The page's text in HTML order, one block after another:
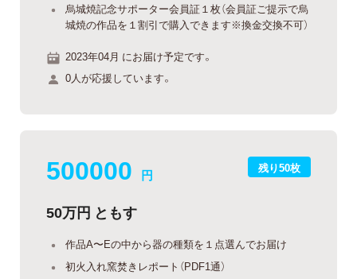
烏城焼記念サポーター会員証１枚（会員証ご提示で烏
城焼の作品を１割引で購入できます※換金交換不可）
2023年04月 にお届け予定です。
0人が応援しています。
残り50枚
500000 円
50万円 ともす
作品A〜Eの中から器の種類を１点選んでお届け
初火入れ窯焚きレポート（PDF1通）